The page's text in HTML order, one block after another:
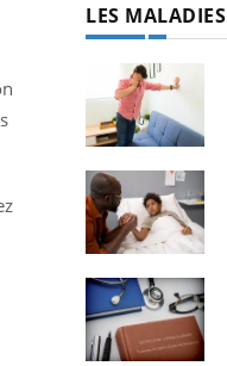
LES MALADIES